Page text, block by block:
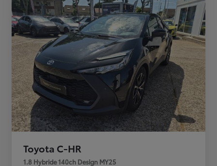
Toyota C-HR
1.8 Hybride 140ch Design MY25